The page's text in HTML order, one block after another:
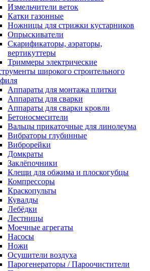
Измельчители веток
Катки газонные
Ножницы для стрижки кустарников
Опрыскиватели
Скарификаторы, аэраторы,
вертикуттеры
Триммеры электрические
широкого строительного
Аппараты для монтажа плитки
Аппараты для сварки
Аппараты для сварки кровли
Бетоносмесители
Вальцы прикаточные для линолеума
Вибраторы глубинные
Виброрейки
Домкраты
Заклёпочники
Клещи для обжима и плоскогубцы
Компрессоры
Краскопульты
Кувалды
Лебёдки
Лестницы
Моечные агрегаты
Насосы
Ножи
Осушители воздуха
Парогенераторы / Пароочистители